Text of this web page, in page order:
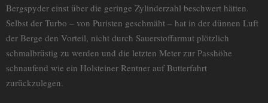
Bergspyder einst über die geringe Zylinderzahl beschwert hätten.
Selbst der Turbo – von Puristen geschmäht – hat in der dünnen Luft
der Berge den Vorteil, nicht durch Sauerstoffarmut plötzlich
schmalbrüstig zu werden und die letzten Meter zur Passhöhe
schnaufend wie ein Holsteiner Rentner auf Butterfahrt
zurückzulegen.